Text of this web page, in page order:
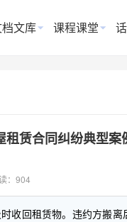
文库 课程课堂
赁合同纠纷典型案
：904
收回租赁物。违约方搬离